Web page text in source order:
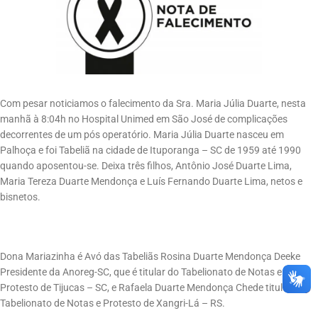
Com pesar noticiamos o falecimento da Sra. Maria Júlia Duarte, nesta
manhã à 8:04h no Hospital Unimed em São José de complicações
decorrentes de um pós operatório. Maria Júlia Duarte nasceu em
Palhoça e foi Tabeliã na cidade de Ituporanga – SC de 1959 até 1990
quando aposentou-se. Deixa três filhos, Antônio José Duarte Lima,
Maria Tereza Duarte Mendonça e Luís Fernando Duarte Lima, netos e
bisnetos.
Dona Mariazinha é Avó das Tabeliãs Rosina Duarte Mendonça Deeke
Presidente da Anoreg-SC, que é titular do Tabelionato de Notas e
Protesto de Tijucas – SC, e Rafaela Duarte Mendonça Chede titular do
Tabelionato de Notas e Protesto de Xangri-Lá – RS.